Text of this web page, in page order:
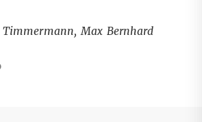
Timmermann, Max Bernhard